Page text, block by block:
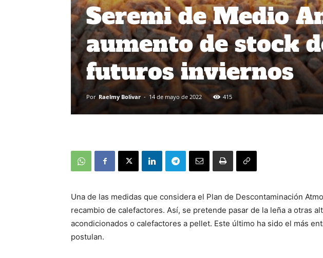
Seremi de Medio
aumento de stock
futuros inviernos
Por Raelmy Bolivar - 14 de mayo de 2022 415
Una de las medidas que considera el Plan de Descontaminación
recambio de calefactores. Así, se pretende pasar de la leña a otras
acondicionados o calefactores a pellet. Este último ha sido el más
postulan.